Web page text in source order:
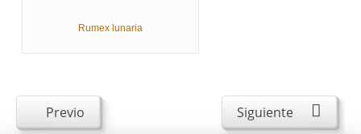
Rumex lunaria
Previo Siguiente